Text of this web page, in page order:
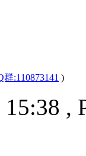
:110873141 )
,